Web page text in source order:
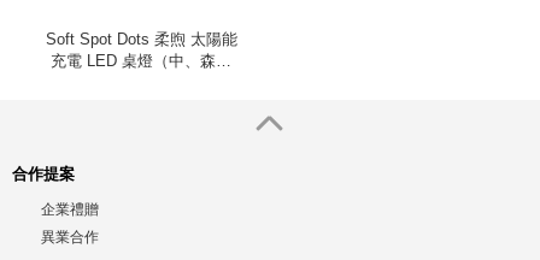
Soft Spot Dots 柔煦 太陽能
充電 LED 桌燈（中、森林
合作提案
企業禮贈
異業合作